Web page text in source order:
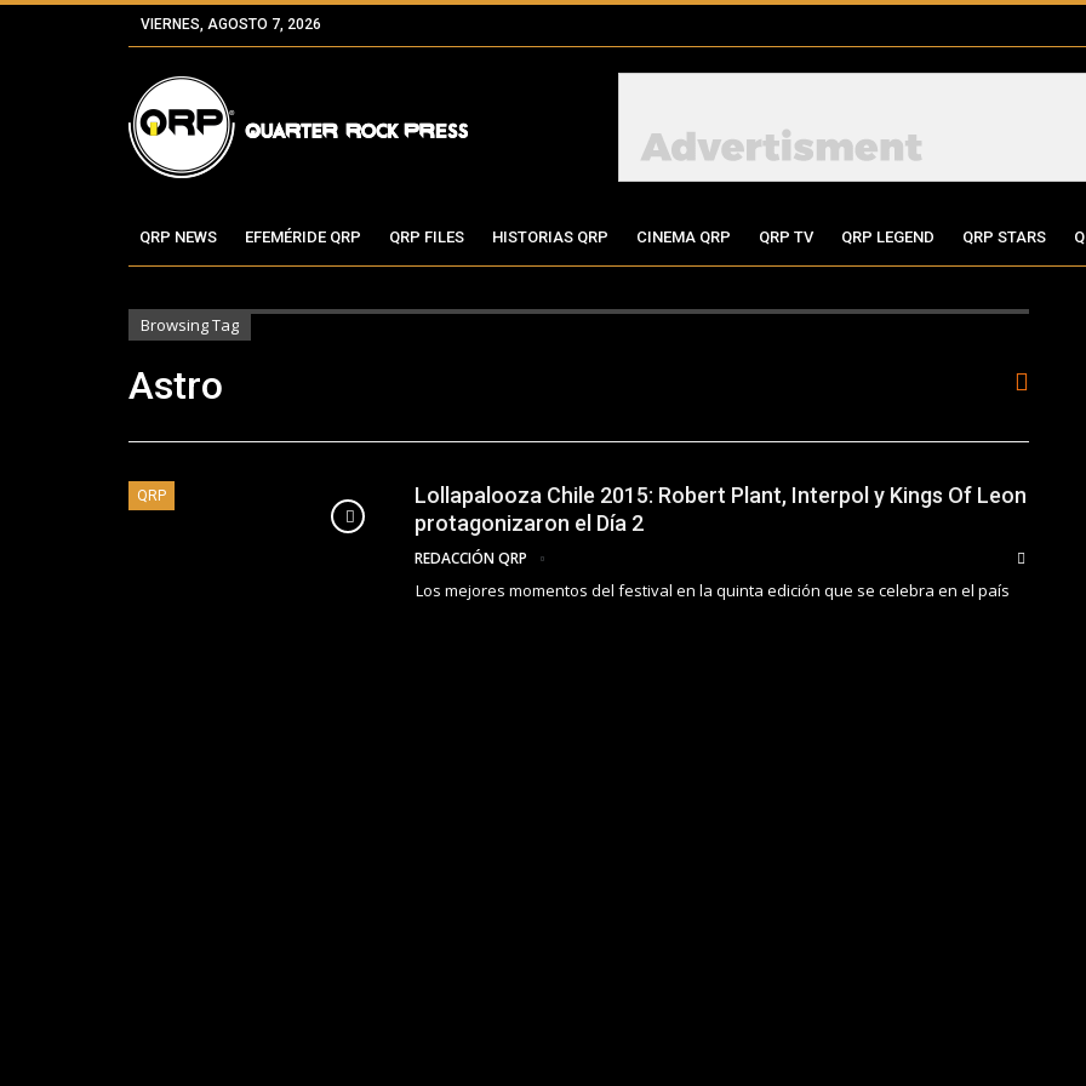
VIERNES, AGOSTO 7, 2026
QRP NEWS EFEMÉRIDE QRP QRP FILES HISTORIAS QRP CINEMA QRP QRP TV QRP LEGEND QRP STARS
Browsing Tag
Astro
QRP
Lollapalooza Chile 2015: Robert Plant, Interpol y Kings Of Leon
protagonizaron el Día 2
REDACCIÓN QRP
Los mejores momentos del festival en la quinta edición que se celebra en el país